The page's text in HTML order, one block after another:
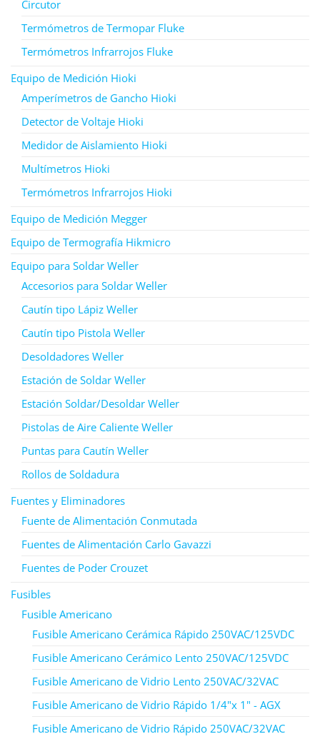
Circutor
Termómetros de Termopar Fluke
Termómetros Infrarrojos Fluke
Equipo de Medición Hioki
Amperímetros de Gancho Hioki
Detector de Voltaje Hioki
Medidor de Aislamiento Hioki
Multímetros Hioki
Termómetros Infrarrojos Hioki
Equipo de Medición Megger
Equipo de Termografía Hikmicro
Equipo para Soldar Weller
Accesorios para Soldar Weller
Cautín tipo Lápiz Weller
Cautín tipo Pistola Weller
Desoldadores Weller
Estación de Soldar Weller
Estación Soldar/Desoldar Weller
Pistolas de Aire Caliente Weller
Puntas para Cautín Weller
Rollos de Soldadura
Fuentes y Eliminadores
Fuente de Alimentación Conmutada
Fuentes de Alimentación Carlo Gavazzi
Fuentes de Poder Crouzet
Fusibles
Fusible Americano
Fusible Americano Cerámica Rápido 250VAC/125VDC
Fusible Americano Cerámico Lento 250VAC/125VDC
Fusible Americano de Vidrio Lento 250VAC/32VAC
Fusible Americano de Vidrio Rápido 1/4"x 1" - AGX
Fusible Americano de Vidrio Rápido 250VAC/32VAC